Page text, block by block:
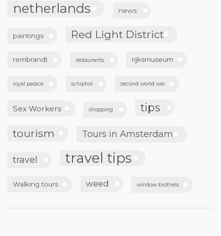
netherlands news
paintings Red Light District
rembrandt restaurants rijksmuseum
royal palace schiphol second world war
Sex Workers shopping
tips
tourism
Tours in Amsterdam
travel travel tips
Walking tours weed window brothels